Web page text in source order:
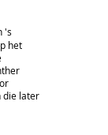
's
het
die later